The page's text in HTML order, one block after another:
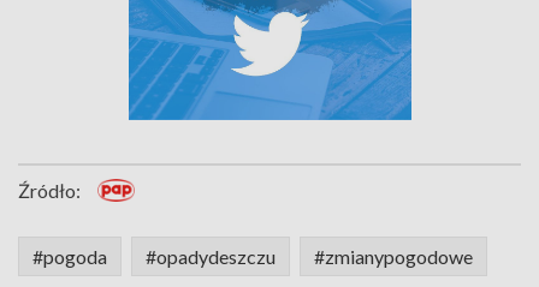
Źródło:
#pogoda #opadydeszczu #zmianypogodowe